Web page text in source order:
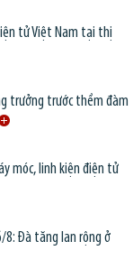
tử Việt Nam tại thị
trưởng trước thềm đàm
móc, linh kiện điện tử
8: Đà tăng lan rộng ở